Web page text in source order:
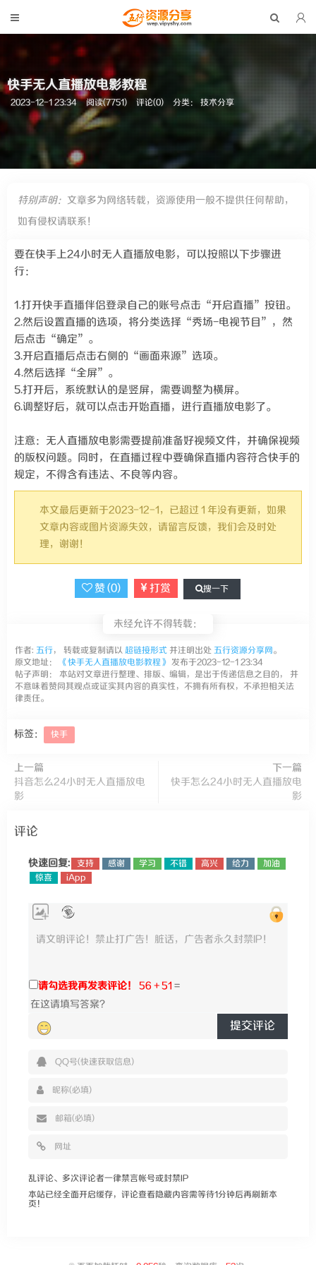
快手无人直播放电影教程
2023-12-1 23:34 阅读(7751) 评论(0) 分类：技术分享
特别声明： 文章多为网络转载，资源使用一般不提供任何帮助，
如有侵权请联系！
要在快手上24小时无人直播放电影，可以按照以下步骤进
行：
1.打开快手直播伴侣登录自己的账号点击“开启直播”按钮。
2.然后设置直播的选项，将分类选择“秀场-电视节目”，然
后点击“确定”。
3.开启直播后点击右侧的“画面来源”选项。
4.然后选择“全屏”。
5.打开后，系统默认的是竖屏，需要调整为横屏。
6.调整好后，就可以点击开始直播，进行直播放电影了。
注意：无人直播放电影需要提前准备好视频文件，并确保视频
的版权问题。同时，在直播过程中要确保直播内容符合快手的
规定，不得含有违法、不良等内容。
本文最后更新于2023-12-1，已超过 1 年没有更新，如果
文章内容或图片资源失效，请留言反馈，我们会及时处
理，谢谢！
赞 (0) 打赏 搜一下
未经允许不得转载：
作者: 五行， 转载或复制请以 超链接形式 并注明出处 五行资源分享网。
原文地址：
《快手无人直播放电影教程》 发布于2023-12-1 23:34
帖子声明： 本站对文章进行整理、排版、编辑，是出于传递信息之目的， 并
不意味着赞同其观点或证实其内容的真实性，不拥有所有权，不承担相关法
律责任。
标签： 快手
上一篇
抖音怎么24小时无人直播放电
影
下一篇
快手怎么24小时无人直播放电
影
评论
快速回复: 支持 感谢 学习 不错 高兴 给力
加油
惊喜
iApp
请勾选我再发表评论！ 56 + 51 =
提交评论
乱评论、多次评论者一律禁言帐号或封禁IP
本站已经全面开启缓存，评论查看隐藏内容需等待1分钟后再刷新本
页！